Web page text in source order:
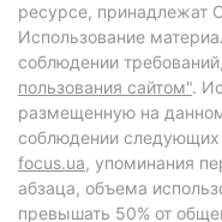
ресурсе,
Использование
соблюдении
пользования сайтом".
размещенную на
соблюдении следующих
focus.ua, упоминания
абзаца, объема
превышать 50% от